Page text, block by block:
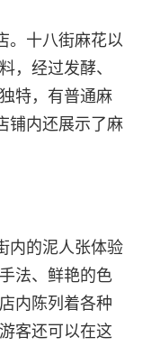
。十八街麻花以
，经过发酵、
特，有普通麻
铺内还展示了麻
内的泥人张体验
法、鲜艳的色
内陈列着各种
客还可以在这